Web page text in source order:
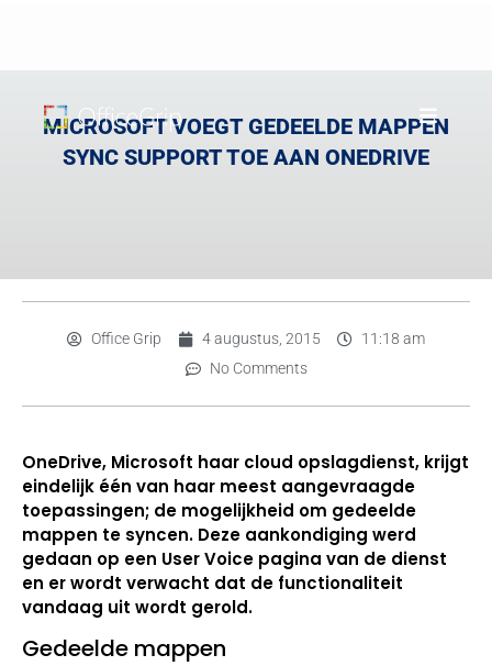
MICROSOFT VOEGT GEDEELDE MAPPEN
SYNC SUPPORT TOE AAN ONEDRIVE
Office Grip 4 augustus, 2015
11:18 am
No Comments
OneDrive, Microsoft haar cloud opslagdienst, krijgt
eindelijk één van haar meest aangevraagde
toepassingen; de mogelijkheid om gedeelde
mappen te syncen. Deze aankondiging werd
gedaan op een User Voice pagina van de dienst
en er wordt verwacht dat de functionaliteit
vandaag uit wordt gerold.
Gedeelde mappen